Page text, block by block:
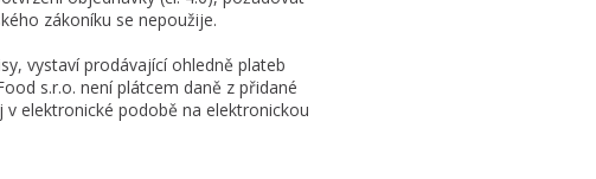
zákoníku se nepoužije.
vystaví prodávající ohledně plateb
s.r.o. není plátcem daně z přidané
elektronické podobě na elektronickou